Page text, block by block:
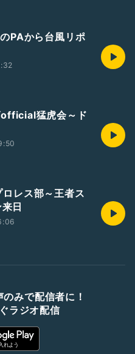
PAから台風リポ
猛虎会～ド
レス部～王者ス
日
みで配信者に！
ラジオ配信